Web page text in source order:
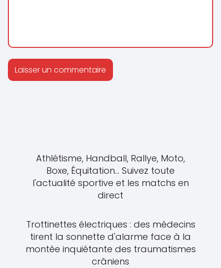
Athlétisme, Handball, Rallye, Moto,
Boxe, Équitation... Suivez toute
l'actualité sportive et les matchs en
direct
Trottinettes électriques : des médecins
tirent la sonnette d'alarme face à la
montée inquiétante des traumatismes
crâniens